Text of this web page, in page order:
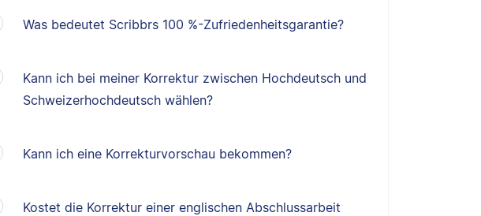
Was bedeutet Scribbrs 100 %-Zufriedenheitsgarantie?
Kann ich bei meiner Korrektur zwischen Hochdeutsch und
Schweizerhochdeutsch wählen?
Kann ich eine Korrekturvorschau bekommen?
Kostet die Korrektur einer englischen Abschlussarbeit